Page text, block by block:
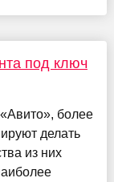
под ключ
более
делать
из них